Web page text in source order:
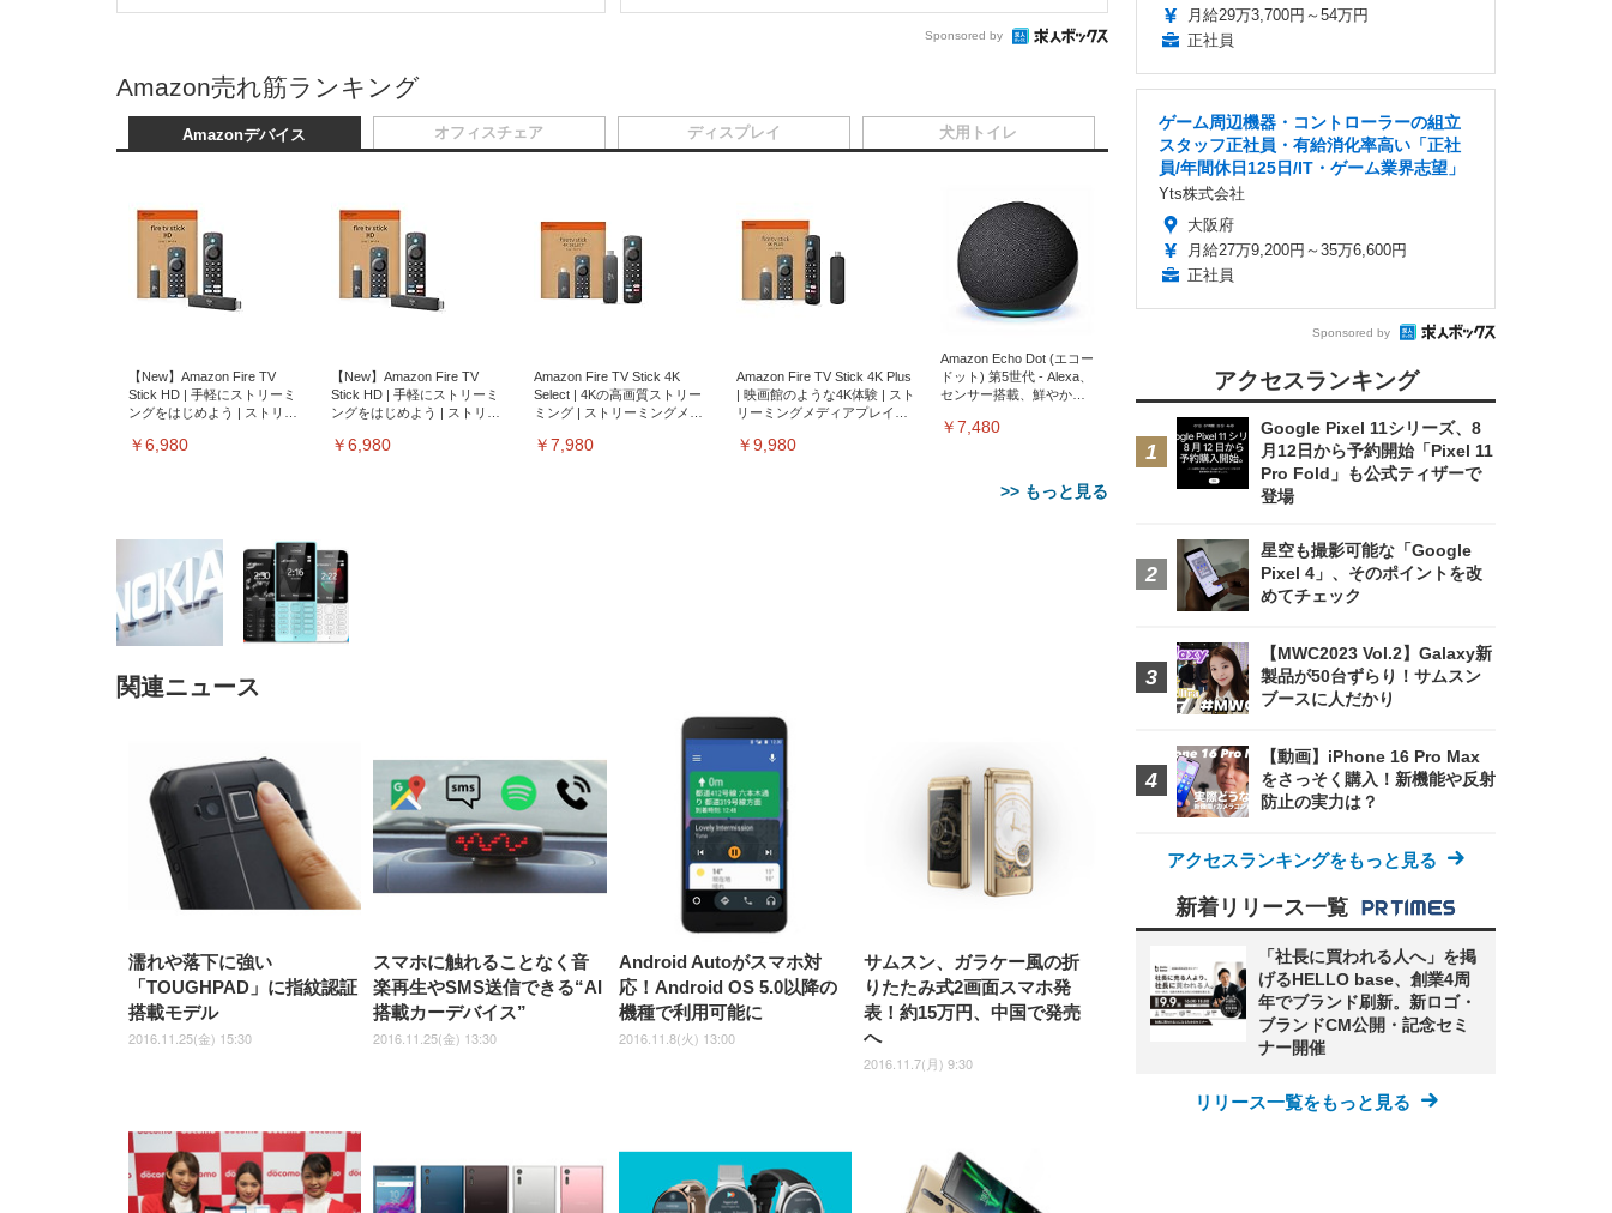
Sponsored by
Amazon売れ筋ランキング
Amazonデバイス
【New】Amazon Fire TV
Stick HD | 手軽にストリーミ
ングをはじめよう | ストリー
￥6,980
【New】Amazon Fire TV
Stick HD | 手軽にストリーミ
ングをはじめよう | ストリー
￥6,980
Amazon Fire TV Stick 4K
Select | 4Kの高画質ストリー
ミング | ストリーミングメデ
￥7,980
Amazon Fire TV Stick 4K Plus
| 映画館のような4K体験 | スト
リーミングメディアプレイヤ
￥9,980
Amazon Echo Dot (エコー
ドット) 第5世代 - Alexa、
センサー搭載、鮮やかな
￥7,480
>> もっと見る
オフィスチェア
上げ式アームレスト コンパク
ト 約105度ロッキング pc 事務
椅子 360度回転 座面昇降 強化
ナイロン樹脂ベース 通気性メ
ッシュ 在宅ワーク H-
WY01(黒網+黒枠+黒足)
￥5,699
ア 人間工学 疲れない ブラッ
￥27,999
Sezlife オフィスチェア デスク
チェア 疲れない テレワーク
チェア 強化バックレスト 30
度ロッキング機能 人間工学 椅
子 腰サポート 90度跳ね上げ
式アームレスト 3Dヘッドレス
ト ハンガー付き 高反発クッシ
ョン PCチェア 通気性メッシ
ュ ゲーミング/勉強/事務用 お
しゃれ パソコンチェア (ブラ
￥7,680
Sezlife オフィスチェア デスク
チェア 疲れない テレワーク
チェア 強化バックレスト 30度
腰サポート 90度跳ね上げ式ア
ームレスト 3Dヘッドレスト
ハンガー付き 高反発クッショ
ン PCチェア 通気性メッシュ
ゲーミング/勉強/事務用 おし
ゃれ パソコンチェア (ホワイ
ト)
￥7,680
ポート付き 腰サポート ガ
ス圧無段階昇降 360度回
転 キャスター付き コンパ
クト 幅52×奥行58.5×高さ
84～96cm テレワーク 在
宅勤務 ブラック
￥4,139
ディスプレイ
UHD・USB Type-C・ホワイ
￥105,595
UHD・USB Type-C・ホワイ
￥109,572 ￥49,979
E2724HS 27インチ 液晶モ
ニター フル
HD（1920×1080）VA 非光
沢 HDMI/DisplayPort/VGA
スピーカー内蔵 高さ調整 ス
イベル VESA対応
ComfortView ビジネス向け
￥15,800
ーミングモニター QD 24.5インチ
1ms FHD 量子ドット 残像低減 (3
年保証 | 輝点保証 | 日本メーカー)
￥34,980
犬用トイレ
捨て 無香料 ホワイト 300枚
￥3,373
枚) ホワイト(吸収面:ライトブ
ネオ・ルーライフ ネオ・オム
ツ L 中型犬用 26枚入り 単品
￥1,800
Smart Basic(スマートベーシ
ック) 【Amazon.co.jp限定】
Smart Basic アイリスオーヤマ
ワイド 100枚入 (x 1) (ケース
販売)
￥3,670
【Amazon.co.jp限定】
￥3,731
関連ニュース
濡れや落下に強い
「TOUGHPAD」に指紋認証
搭載モデル
2016.11.25(金) 15:30
スマホに触れることなく音
楽再生やSMS送信できる“AI
搭載カーデバイス”
2016.11.25(金) 13:30
Android Autoがスマホ対
応！Android OS 5.0以降の
機種で利用可能に
2016.11.8(火) 13:00
サムスン、ガラケー風の折
りたたみ式2画面スマホ発
表！約15万円、中国で発売
へ
2016.11.7(月) 9:30
月給29万3,700円～54万円
正社員
ゲーム周辺機器・コントローラーの組立
スタッフ正社員・有給消化率高い「正社
員/年間休日125日/IT・ゲーム業界志望」
Yts株式会社
大阪府
月給27万9,200円～35万6,600円
正社員
Sponsored by
アクセスランキング
Google Pixel 11シリーズ、8
月12日から予約開始「Pixel 11
Pro Fold」も公式ティザーで
登場
星空も撮影可能な「Google
Pixel 4」、そのポイントを改
めてチェック
【MWC2023 Vol.2】Galaxy新
製品が50台ずらり！サムスン
ブースに人だかり
【動画】iPhone 16 Pro Max
をさっそく購入！新機能や反射
防止の実力は？
アクセスランキングをもっと見る
新着リリース一覧
「社長に買われる人へ」を掲
げるHELLO base、創業4周
年でブランド刷新。新ロゴ・
ブランドCM公開・記念セミ
ナー開催
リリース一覧をもっと見る